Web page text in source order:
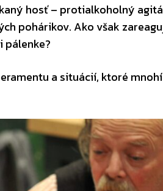
hosť – protialkoholný
pohárikov. Ako však
a situácií, ktoré